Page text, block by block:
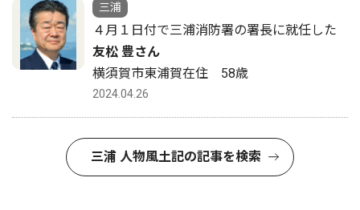
三浦
４月１日付で三浦消防署の署長に就任した
友松 豊さん
横須賀市東浦賀在住 58歳
2024.04.26
三浦 人物風土記の記事を検索